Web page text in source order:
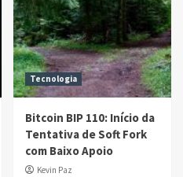
Tecnologia
Bitcoin BIP 110: Início da
Tentativa de Soft Fork
com Baixo Apoio
Kevin Paz